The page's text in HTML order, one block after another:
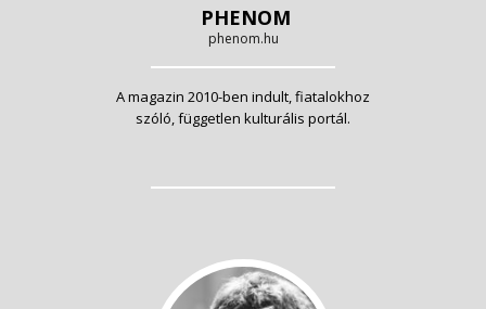
PHENOM
phenom.hu
A magazin 2010-ben indult, fiatalokhoz
szóló, független kulturális portál.